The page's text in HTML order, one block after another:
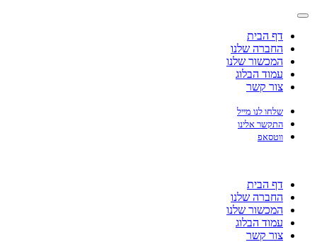
דף הבית
החברה שלנו
המכשור שלנו
עמוד הבלוג
צור קשר
שלחו לנו מייל
התקשר אלינו
ווטסאפ
דף הבית
החברה שלנו
המכשור שלנו
עמוד הבלוג
צור קשר